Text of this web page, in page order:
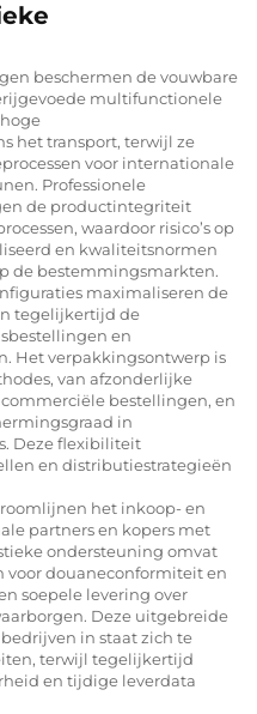
beschermen de vouwbare
multifunctionele
het transport, terwijl ze
voor internationale
Professionele
de productintegriteit
waardoor risico’s op
en kwaliteitsnormen
de bestemmingsmarkten.
maximaliseren de
tegelijkertijd de
en
Het verpakkingsontwerp is
van afzonderlijke
bestellingen, en
in
Deze flexibiliteit
en distributiestrategieën
het inkoop- en
partners en kopers met
ondersteuning omvat
douaneconformiteit en
soepele levering over
Deze uitgebreide
in staat zich te
terwijl tegelijkertijd
en tijdige leverdata